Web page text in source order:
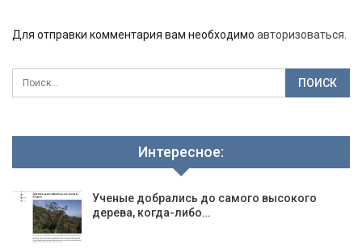
Для отправки комментария вам необходимо авторизоваться
Интересное:
Ученые добрались до самого высокого
дерева, когда-либо…